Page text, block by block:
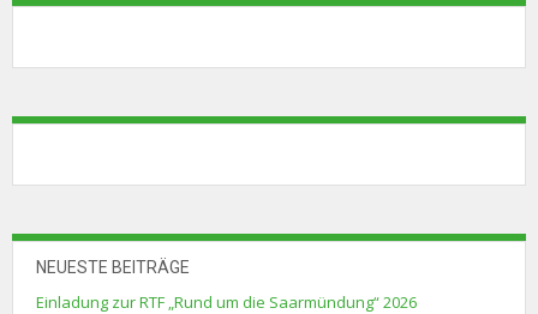
NEUESTE BEITRÄGE
Einladung zur RTF „Rund um die Saarmündung“ 2026